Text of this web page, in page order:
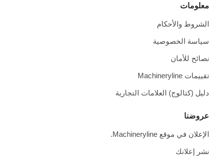
معلومات
الشروط والأحكام
سياسة الخصوصية
نصائح للأمان
تقييمات Machineryline
دليل (كتالوج) العلامات التجارية
عروضنا
الإعلان في موقع Machineryline.
نشر إعلانك